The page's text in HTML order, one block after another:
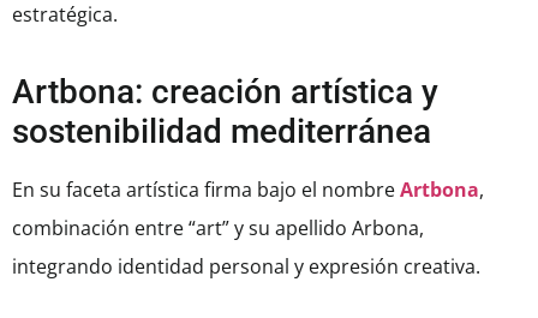
estratégica.
Artbona: creación artística y
sostenibilidad mediterránea
En su faceta artística firma bajo el nombreArtbona,
combinación entre “art” y su apellido Arbona,
integrando identidad personal y expresión creativa.